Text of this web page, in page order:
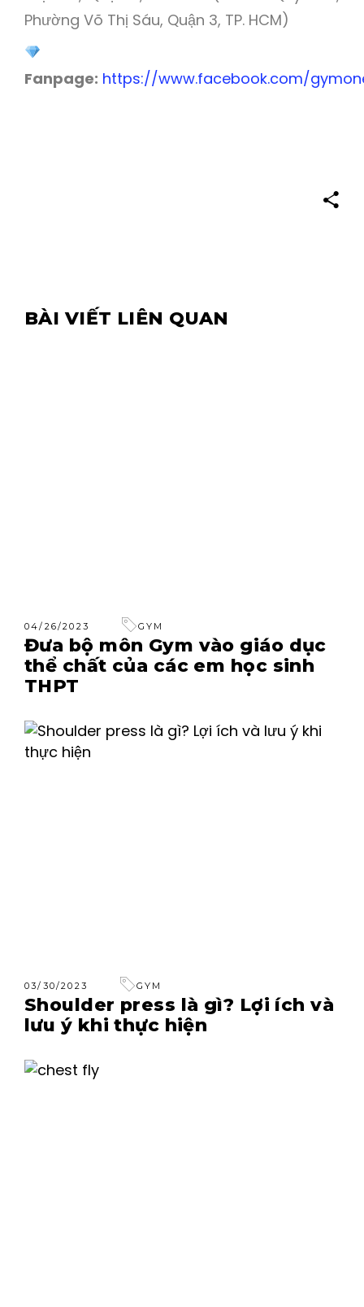
Phường Võ Thị Sáu, Quận 3, TP. HCM)
Fanpage: https://www.facebook.com/
BÀI VIẾT LIÊN QUAN
04/26/2023 GYM
Đưa bộ môn Gym vào giáo dục
thể chất của các em học sinh
THPT
03/30/2023 GYM
Shoulder press là gì? Lợi ích và
lưu ý khi thực hiện